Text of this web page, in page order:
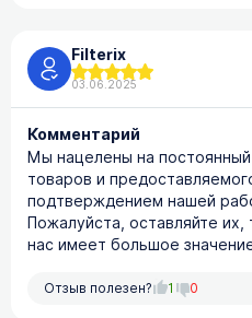
Filterix
03.06.2025
Комментарий
Мы нацелены на
товаров и
подтверждением нашей
Пожалуйста, оставляйте их,
нас имеет большое
Отзыв полезен? 1 0